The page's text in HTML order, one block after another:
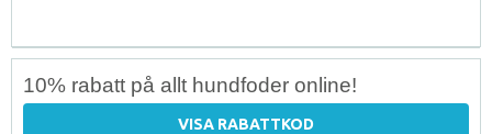
10% rabatt på allt hundfoder online!
VISA RABATTKOD